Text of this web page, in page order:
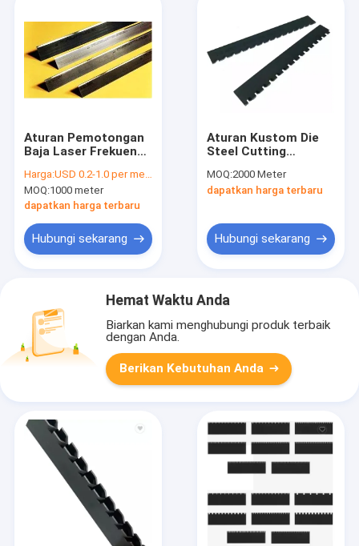
Aturan Pemotongan
Baja Laser Frekuensi
Aturan Pemotongan
Mati Untuk Pembuat
Diecut
Harga:USD 0.2-1.0 per meter
MOQ:1000 meter
dapatkan harga terbaru
Hubungi sekarang
Aturan Kustom Die
Steel Cutting
Berbagai Aturan
Ritsleting Baja Die
MOQ:2000 Meter
dapatkan harga terbaru
Hubungi sekarang
Hemat Waktu Anda
Biarkan kami menghubungi produk terbaik
dengan Anda.
Berikan Kebutuhan Anda